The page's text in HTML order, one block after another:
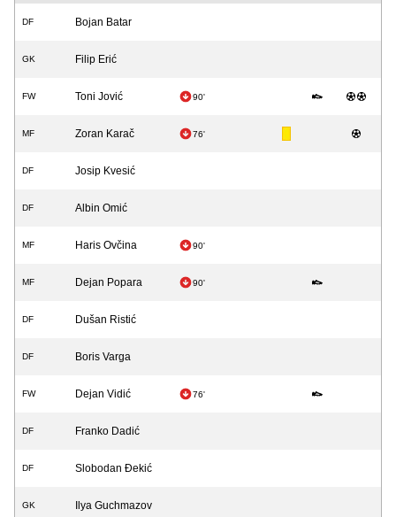
DF Bojan Batar
GK Filip Erić
FW Toni Jović 90'
MF Zoran Karač 76'
DF Josip Kvesić
DF Albin Omić
MF Haris Ovčina 90'
MF Dejan Popara 90'
DF Dušan Ristić
DF Boris Varga
FW Dejan Vidić 76'
DF Franko Dadić
DF Slobodan Đekić
GK Ilya Guchmazov